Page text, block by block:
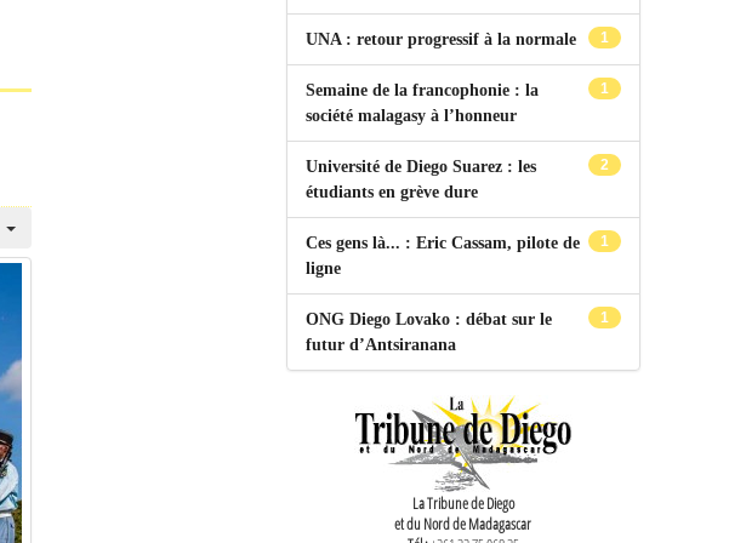
1
UNA : retour progressif à la normale
1
Semaine de la francophonie : la
société malagasy à l’honneur
2
Université de Diego Suarez : les
étudiants en grève dure
1
Ces gens là... : Eric Cassam, pilote de
ligne
1
ONG Diego Lovako : débat sur le
futur d’Antsiranana
La Tribune de Diego
et du Nord de Madagascar